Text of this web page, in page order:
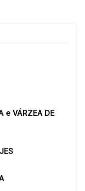
e VÁRZEA DE